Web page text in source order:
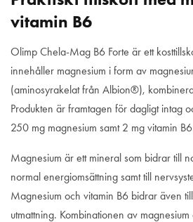
vitamin B6
Olimp Chela-Mag B6 Forte är ett
innehåller magnesium i form av
(aminosyrakelat från Albion®),
Produkten är framtagen för dagligt intag
250 mg magnesium samt 2 mg vitamin
Magnesium är ett mineral som bidrar till
normal energiomsättning samt till
Magnesium och vitamin B6 bidrar även
utmattning. Kombinationen av